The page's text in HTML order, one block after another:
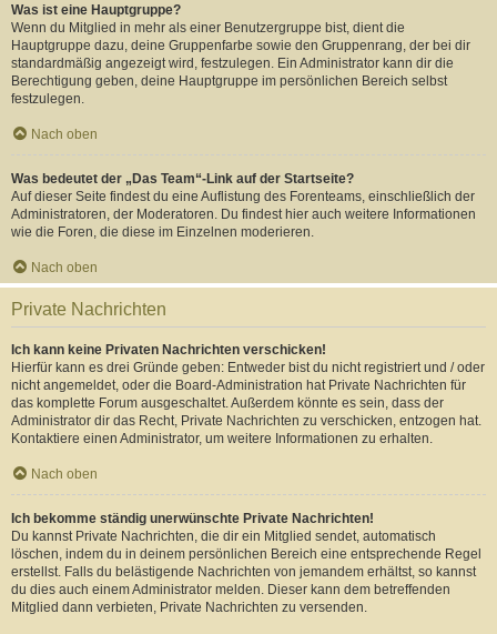
Was ist eine Hauptgruppe?
Wenn du Mitglied in mehr als einer Benutzergruppe bist, dient die
Hauptgruppe dazu, deine Gruppenfarbe sowie den Gruppenrang, der bei dir
standardmäßig angezeigt wird, festzulegen. Ein Administrator kann dir die
Berechtigung geben, deine Hauptgruppe im persönlichen Bereich selbst
festzulegen.
Nach oben
Was bedeutet der „Das Team“-Link auf der Startseite?
Auf dieser Seite findest du eine Auflistung des Forenteams, einschließlich der
Administratoren, der Moderatoren. Du findest hier auch weitere Informationen
wie die Foren, die diese im Einzelnen moderieren.
Nach oben
Private Nachrichten
Ich kann keine Privaten Nachrichten verschicken!
Hierfür kann es drei Gründe geben: Entweder bist du nicht registriert und / oder
nicht angemeldet, oder die Board-Administration hat Private Nachrichten für
das komplette Forum ausgeschaltet. Außerdem könnte es sein, dass der
Administrator dir das Recht, Private Nachrichten zu verschicken, entzogen hat.
Kontaktiere einen Administrator, um weitere Informationen zu erhalten.
Nach oben
Ich bekomme ständig unerwünschte Private Nachrichten!
Du kannst Private Nachrichten, die dir ein Mitglied sendet, automatisch
löschen, indem du in deinem persönlichen Bereich eine entsprechende Regel
erstellst. Falls du belästigende Nachrichten von jemandem erhältst, so kannst
du dies auch einem Administrator melden. Dieser kann dem betreffenden
Mitglied dann verbieten, Private Nachrichten zu versenden.